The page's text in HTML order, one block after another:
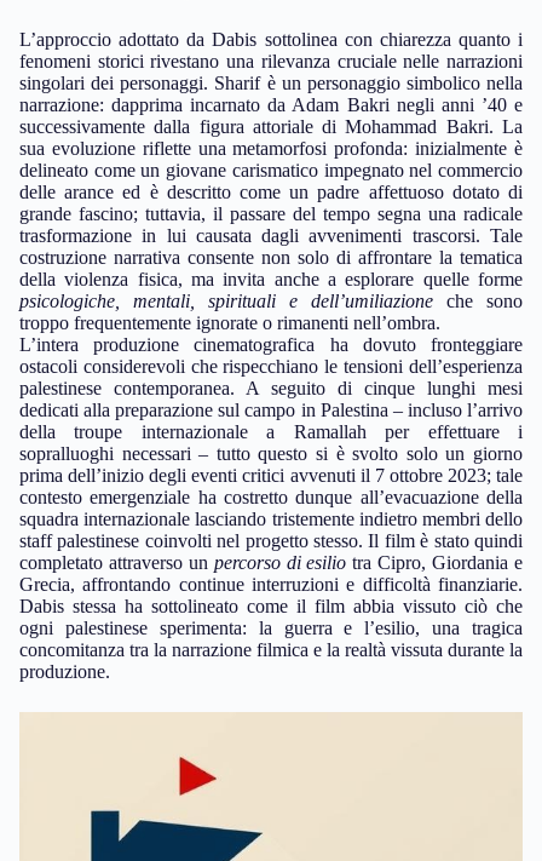
L’approccio adottato da Dabis sottolinea con chiarezza quanto i
fenomeni storici rivestano una rilevanza cruciale nelle narrazioni
singolari dei personaggi. Sharif è un personaggio simbolico nella
narrazione: dapprima incarnato da Adam Bakri negli anni ’40 e
successivamente dalla figura attoriale di Mohammad Bakri. La
sua evoluzione riflette una metamorfosi profonda: inizialmente è
delineato come un giovane carismatico impegnato nel commercio
delle arance ed è descritto come un padre affettuoso dotato di
grande fascino; tuttavia, il passare del tempo segna una radicale
trasformazione in lui causata dagli avvenimenti trascorsi. Tale
costruzione narrativa consente non solo di affrontare la tematica
della violenza fisica, ma invita anche a esplorare quelle forme
psicologiche, mentali, spirituali e dell’umiliazione che sono
troppo frequentemente ignorate o rimanenti nell’ombra.
L’intera produzione cinematografica ha dovuto fronteggiare
ostacoli considerevoli che rispecchiano le tensioni dell’esperienza
palestinese contemporanea. A seguito di cinque lunghi mesi
dedicati alla preparazione sul campo in Palestina – incluso l’arrivo
della troupe internazionale a Ramallah per effettuare i
sopralluoghi necessari – tutto questo si è svolto solo un giorno
prima dell’inizio degli eventi critici avvenuti il 7 ottobre 2023; tale
contesto emergenziale ha costretto dunque all’evacuazione della
squadra internazionale lasciando tristemente indietro membri dello
staff palestinese coinvolti nel progetto stesso. Il film è stato quindi
completato attraverso un percorso di esilio tra Cipro, Giordania e
Grecia, affrontando continue interruzioni e difficoltà finanziarie.
Dabis stessa ha sottolineato come il film abbia vissuto ciò che
ogni palestinese sperimenta: la guerra e l’esilio, una tragica
concomitanza tra la narrazione filmica e la realtà vissuta durante la
produzione.